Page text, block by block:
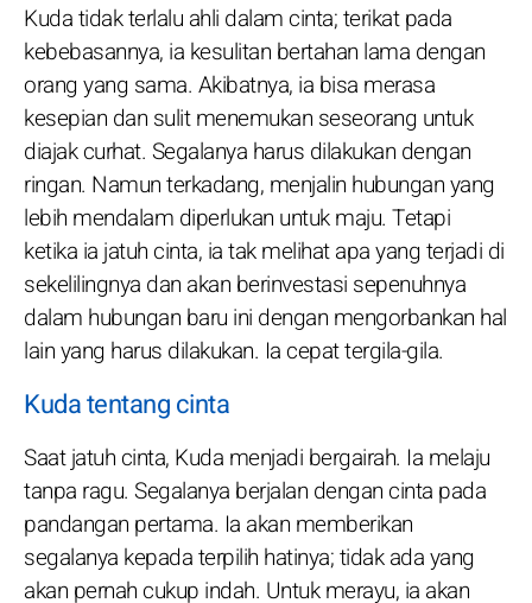
Kuda tidak terlalu ahli dalam cinta; terikat pada
kebebasannya, ia kesulitan bertahan lama dengan
orang yang sama. Akibatnya, ia bisa merasa
kesepian dan sulit menemukan seseorang untuk
diajak curhat. Segalanya harus dilakukan dengan
ringan. Namun terkadang, menjalin hubungan yang
lebih mendalam diperlukan untuk maju. Tetapi
ketika ia jatuh cinta, ia tak melihat apa yang terjadi di
sekelilingnya dan akan berinvestasi sepenuhnya
dalam hubungan baru ini dengan mengorbankan hal
lain yang harus dilakukan. Ia cepat tergila-gila.
Kuda tentang cinta
Saat jatuh cinta, Kuda menjadi bergairah. Ia melaju
tanpa ragu. Segalanya berjalan dengan cinta pada
pandangan pertama. Ia akan memberikan
segalanya kepada terpilih hatinya; tidak ada yang
akan pernah cukup indah. Untuk merayu, ia akan